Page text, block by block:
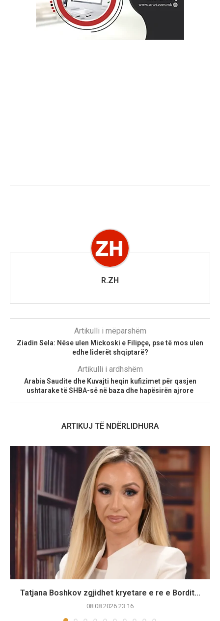
R.ZH
Artikulli i mëparshëm
Ziadin Sela: Nëse ulen Mickoski e Filipçe, pse të mos ulen
edhe liderët shqiptarë?
Artikulli i ardhshëm
Arabia Saudite dhe Kuvajti heqin kufizimet për qasjen
ushtarake të SHBA-së në baza dhe hapësirën ajrore
ARTIKUJ TË NDËRLIDHURA
Tatjana Boshkov zgjidhet kryetare e re e Bordit...
08.08.2026 23:16